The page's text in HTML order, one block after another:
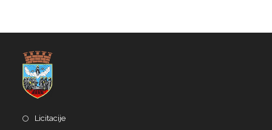
Licitacije